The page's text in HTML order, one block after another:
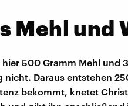
Mehl und
500 Gramm Mehl und
nicht. Daraus entstehen
bekommt, knetet